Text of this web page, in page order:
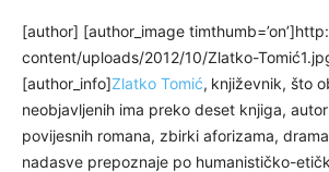
[author] [author_image
content/uploads/2012/10/Zlatko-
[author_info]Zlatko Tomić, književnik, što
neobjavljenih ima preko deset knjiga,
povijesnih romana, zbirki aforizama,
nadasve prepoznaje po humanističko-